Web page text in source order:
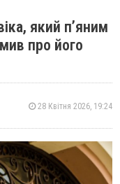
який п’яним
про його
28 Квітня 2026, 19:24